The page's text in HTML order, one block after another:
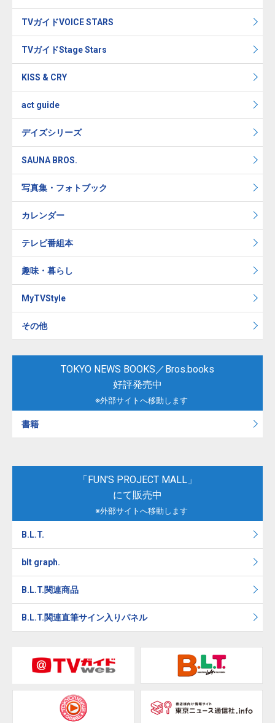
TVガイドVOICE STARS
TVガイドStage Stars
KISS & CRY
act guide
デイズシリーズ
SAUNA BROS.
写真集・フォトブック
カレンダー
テレビ番組本
趣味・暮らし
MyTVStyle
その他
TOKYO NEWS BOOKS／Bros.books
好評発売中
※外部サイトへ移動します
書籍
「FUN'S PROJECT MALL」
にて販売中
※外部サイトへ移動します
B.L.T.
blt graph.
B.L.T.関連商品
B.L.T.関連直筆サイン入りパネル